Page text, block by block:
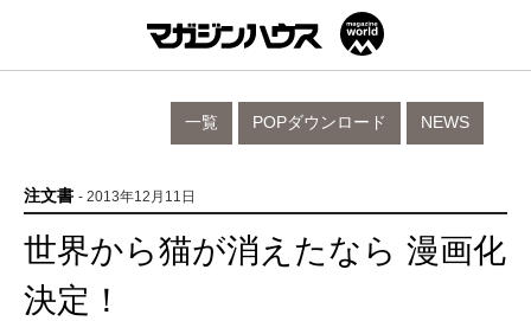
NEWS
POPダウンロード
一覧
注文書 - 2013年12月11日
世界から猫が消えたなら 漫画化
決定！